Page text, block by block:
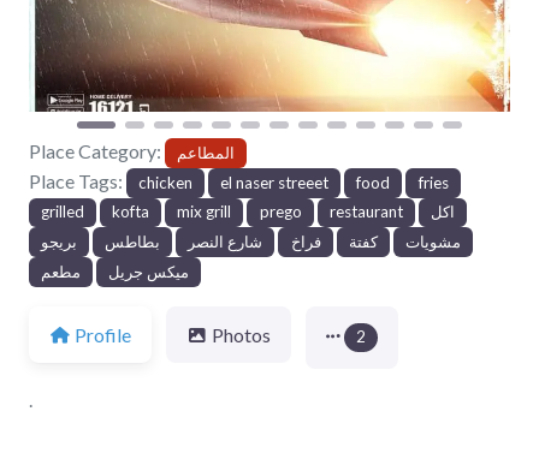
Place Category: المطاعم
Place Tags: chicken el naser streeet food
fries
grilled
kofta mix grill prego restaurant
اكل
بريجو
بطاطس شارع النصر فراخ كفتة
مشويات
مطعم
ميكس جريل
Profile Photos 2
.